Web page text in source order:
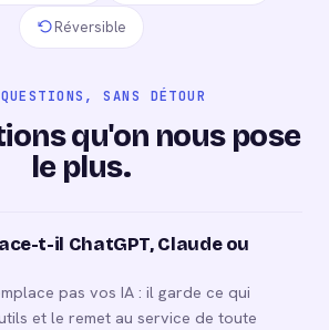
Réversible
SANS DÉTOUR
qu'on nous pose
le plus.
t-il ChatGPT, Claude ou
pas vos IA : il garde ce qui
et le remet au service de toute